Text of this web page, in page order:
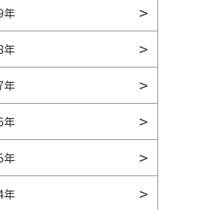
年
年
年
年
年
年